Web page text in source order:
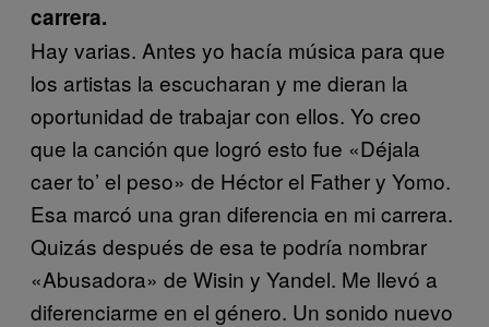
carrera.
Hay varias. Antes yo hacía música para que
los artistas la escucharan y me dieran la
oportunidad de trabajar con ellos. Yo creo
que la canción que logró esto fue «Déjala
caer to’ el peso» de Héctor el Father y Yomo.
Esa marcó una gran diferencia en mi carrera.
Quizás después de esa te podría nombrar
«Abusadora» de Wisin y Yandel. Me llevó a
diferenciarme en el género. Un sonido nuevo